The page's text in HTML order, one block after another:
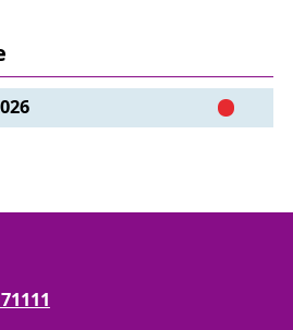
Gießharzformstoffe nach DIN
der Thüringer